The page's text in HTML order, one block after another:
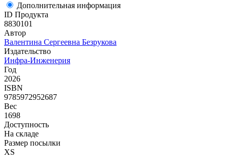
Дополнительная информация
ID Продукта
8830101
Автор
Валентина Сергеевна Безрукова
Издательство
Инфра-Инженерия
Год
2026
ISBN
9785972952687
Вес
1698
Доступность
На складе
Размер посылки
XS